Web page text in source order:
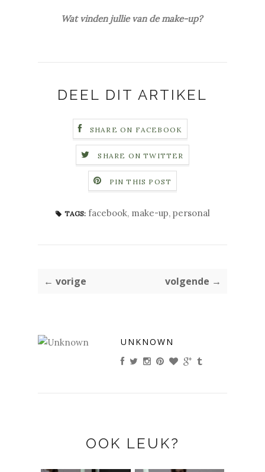
Wat vinden jullie van de make-up?
DEEL DIT ARTIKEL
SHARE ON FACEBOOK
SHARE ON TWITTER
PIN THIS POST
TAGS: facebook, make-up, personal
← vorige volgende →
UNKNOWN
OOK LEUK?